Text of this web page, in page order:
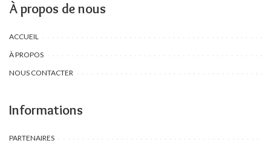
À propos de nous
ACCUEIL
À PROPOS
NOUS CONTACTER
Informations
PARTENAIRES